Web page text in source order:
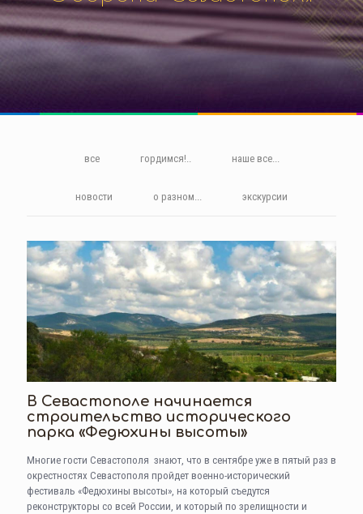
все гордимся!.. наше все...
новости о разном... экскурсии
В Севастополе начинается
строительство исторического
парка «Федюхины высоты»
Многие гости Севастополя знают, что в сентябре уже в пятый раз в
окрестностях Севастополя пройдет военно-исторический
фестиваль «Федюхины высоты», на который съедутся
реконструкторы со всей России, и который по зрелищности и